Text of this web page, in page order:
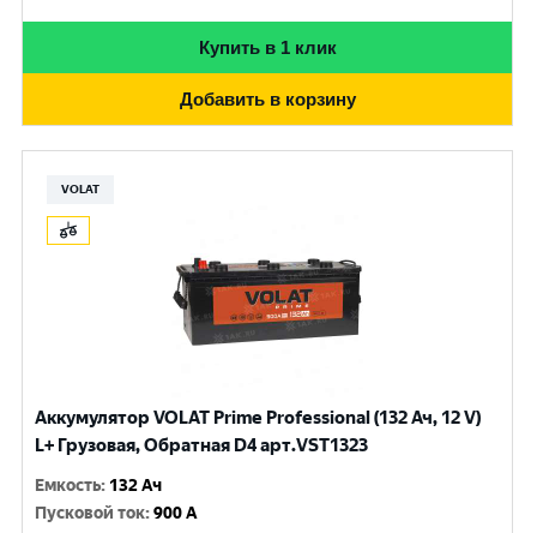
Купить в 1 клик
Добавить в корзину
VOLAT
Аккумулятор VOLAT Prime Professional (132 Ач, 12 V)
L+ Грузовая, Обратная D4 арт.VST1323
Емкость: 132 Ач
Пусковой ток:900 A